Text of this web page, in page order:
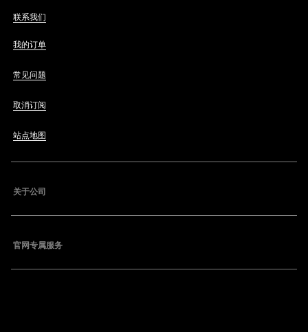
联系我们
我的订单
常见问题
取消订阅
站点地图
关于公司
官网专属服务